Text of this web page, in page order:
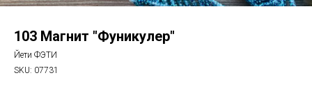
103 Магнит "Фуникулер"
Йети ФЭТИ
SKU: 07731